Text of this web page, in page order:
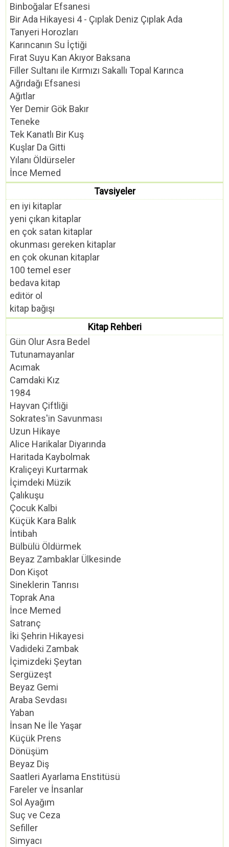
Binboğalar Efsanesi
Bir Ada Hikayesi 4 - Çıplak Deniz Çıplak Ada
Tanyeri Horozları
Karıncanın Su İçtiği
Fırat Suyu Kan Akıyor Baksana
Filler Sultanı ile Kırmızı Sakallı Topal Karınca
Ağrıdağı Efsanesi
Ağıtlar
Yer Demir Gök Bakır
Teneke
Tek Kanatlı Bir Kuş
Kuşlar Da Gitti
Yılanı Öldürseler
İnce Memed
Tavsiyeler
en iyi kitaplar
yeni çıkan kitaplar
en çok satan kitaplar
okunması gereken kitaplar
en çok okunan kitaplar
100 temel eser
bedava kitap
editör ol
kitap bağışı
Kitap Rehberi
Gün Olur Asra Bedel
Tutunamayanlar
Acımak
Camdaki Kız
1984
Hayvan Çiftliği
Sokrates'in Savunması
Uzun Hikaye
Alice Harikalar Diyarında
Haritada Kaybolmak
Kraliçeyi Kurtarmak
İçimdeki Müzik
Çalıkuşu
Çocuk Kalbi
Küçük Kara Balık
İntibah
Bülbülü Öldürmek
Beyaz Zambaklar Ülkesinde
Don Kişot
Sineklerin Tanrısı
Toprak Ana
İnce Memed
Satranç
İki Şehrin Hikayesi
Vadideki Zambak
İçimizdeki Şeytan
Sergüzeşt
Beyaz Gemi
Araba Sevdası
Yaban
İnsan Ne İle Yaşar
Küçük Prens
Dönüşüm
Beyaz Diş
Saatleri Ayarlama Enstitüsü
Fareler ve İnsanlar
Sol Ayağım
Suç ve Ceza
Sefiller
Simyacı